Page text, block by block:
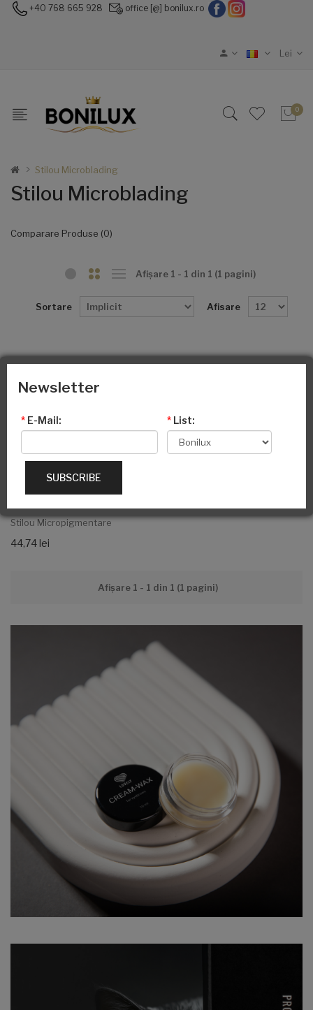
+40 768 665 928 office [@] bonilux.ro
Lei
0
Stilou Microblading
Stilou Microblading
Comparare Produse (0)
Afişare 1 - 1 din 1 (1 pagini)
Sortare Afisare
Stilou Micropigmentare
44,74 lei
Afişare 1 - 1 din 1 (1 pagini)
Newsletter
* E-Mail: * List:
SUBSCRIBE